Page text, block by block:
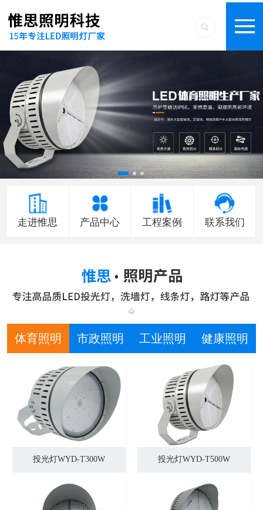
走进惟思 产品中心 工程案例 联系我们
体育照明 市政照明 工业照明 健康照明
投光灯WYD-T300W 投光灯WYD-T500W